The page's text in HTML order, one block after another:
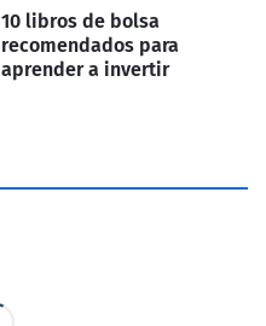
10 libros de bolsa
recomendados para
aprender a invertir